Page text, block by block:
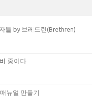
들 by 브레드린(Brethren)
중이다
뉴얼 만들기